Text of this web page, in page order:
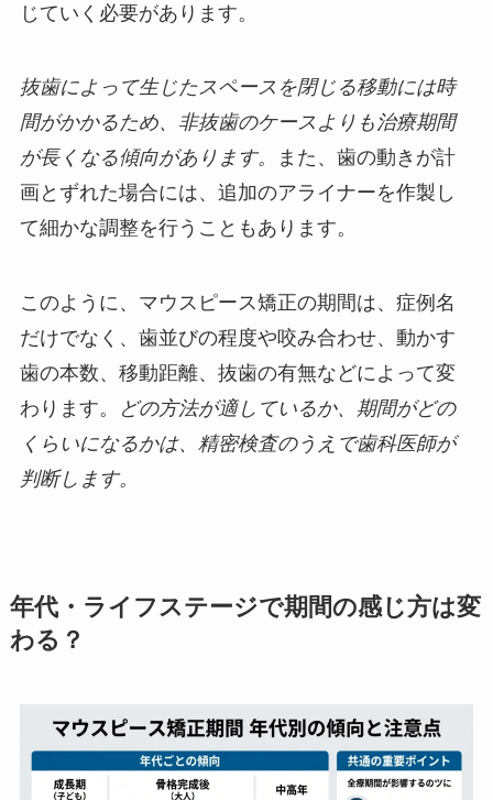
じていく必要があります。
抜歯によって生じたスペースを閉じる移動には時
間がかかるため、非抜歯のケースよりも治療期間
が長くなる傾向があります。
また、歯の動きが計
画とずれた場合には、追加のアライナーを作製し
て細かな調整を行うこともあります。
このように、マウスピース矯正の期間は、症例名
だけでなく、歯並びの程度や咬み合わせ、動かす
歯の本数、移動距離、抜歯の有無などによって変
わります。
どの方法が適しているか、期間がどの
くらいになるかは、精密検査のうえで歯科医師が
判断します。
年代・ライフステージで期間の感じ方は変
わる？